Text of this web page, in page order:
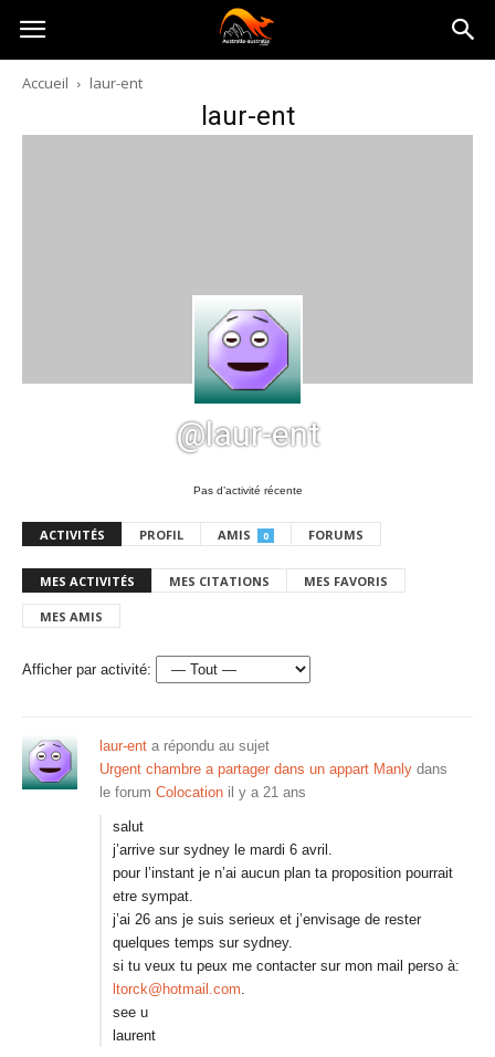
Australia-
australie.com
Accueil laur-ent
laur-ent
@laur-ent
Pas d’activité récente
ACTIVITÉS PROFIL AMIS 0 FORUMS
MES ACTIVITÉS MES CITATIONS MES FAVORIS
MES AMIS
Afficher par activité:
laur-ent a répondu au sujet
Urgent chambre a partager dans un appart Manly dans
le forum Colocation il y a 21 ans
salut
j’arrive sur sydney le mardi 6 avril.
pour l’instant je n’ai aucun plan ta proposition pourrait
etre sympat.
j’ai 26 ans je suis serieux et j’envisage de rester
quelques temps sur sydney.
si tu veux tu peux me contacter sur mon mail perso à:
ltorck@hotmail.com.
see u
laurent